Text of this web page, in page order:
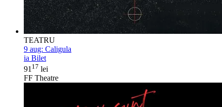
TEATRU
9 aug: Caligula
ia Bilet
91 17 lei
FF Theatre